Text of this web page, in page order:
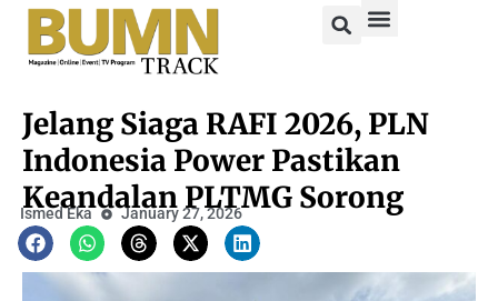
Jelang Siaga RAFI 2026, PLN
Indonesia Power Pastikan
Keandalan PLTMG Sorong
Ismed Eka January 27, 2026